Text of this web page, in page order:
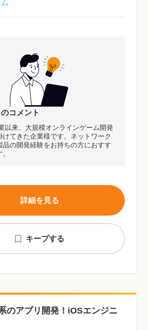
コメント
以来、大規模オンラインゲーム開発
けてきた企業様です。ネットワーク
品の開発経験をお持ちの方におすす
キープする
詳細を見る
のアプリ開発！iOSエンジニ